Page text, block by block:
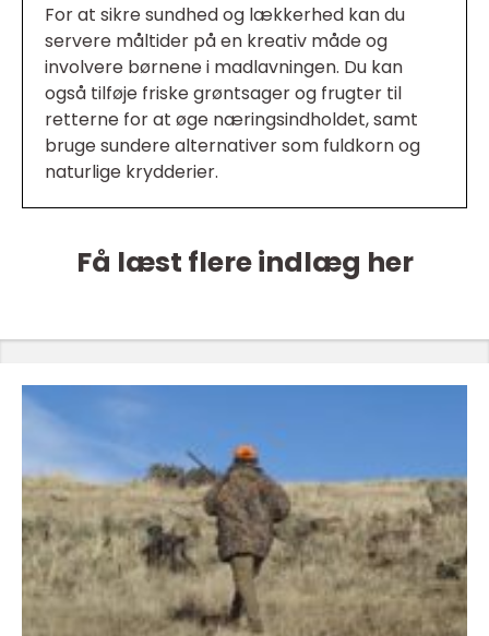
For at sikre sundhed og lækkerhed kan du
servere måltider på en kreativ måde og
involvere børnene i madlavningen. Du kan
også tilføje friske grøntsager og frugter til
retterne for at øge næringsindholdet, samt
bruge sundere alternativer som fuldkorn og
naturlige krydderier.
Få læst flere indlæg her